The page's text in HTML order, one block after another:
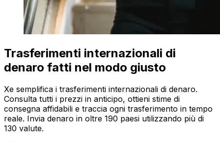
Trasferimenti internazionali di
denaro fatti nel modo giusto
Xe semplifica i trasferimenti internazionali di denaro.
Consulta tutti i prezzi in anticipo, ottieni stime di
consegna affidabili e traccia ogni trasferimento in tempo
reale. Invia denaro in oltre 190 paesi utilizzando più di
130 valute.